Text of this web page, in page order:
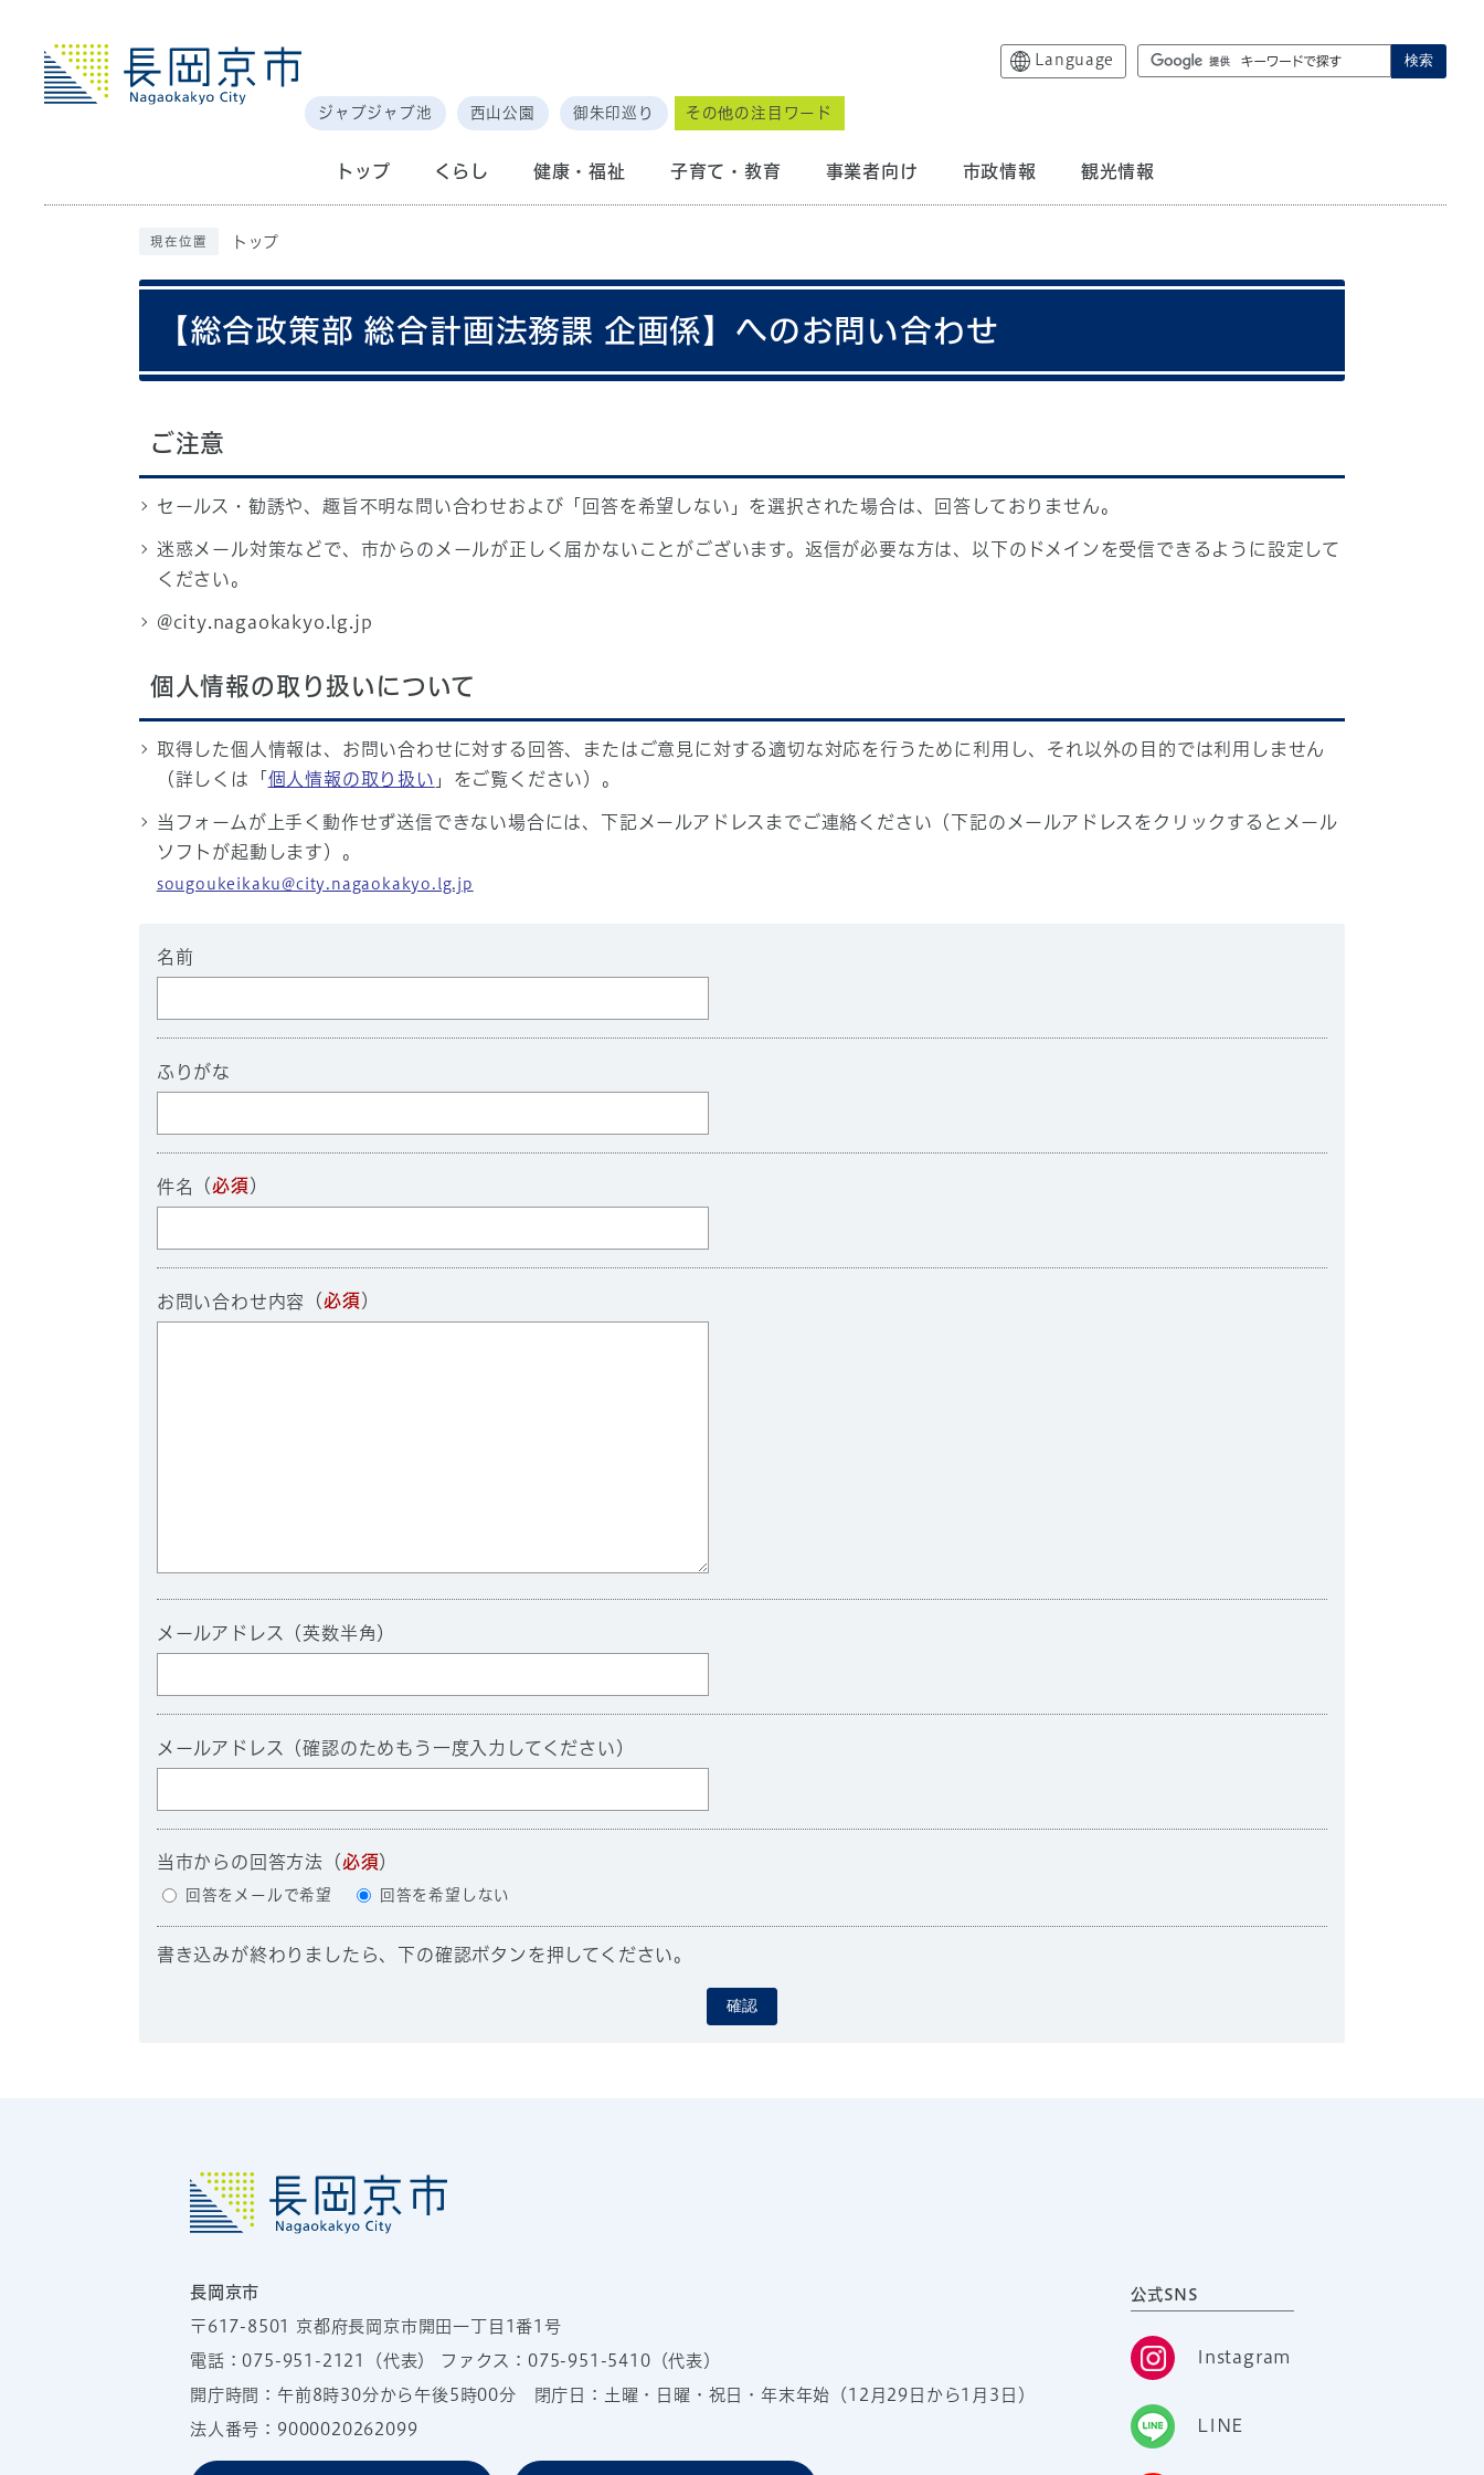
Language 検索
ジャブジャブ池 西山公園 御朱印巡り その他の注目ワード
トップ くらし 健康・福祉 子育て・教育 事業者向け 市政情報 観光情報
現在位置 トップ
【総合政策部 総合計画法務課 企画係】へのお問い合わせ
ご注意
セールス・勧誘や、趣旨不明な問い合わせおよび「回答を希望しない」を選択された場合は、回答しておりません。
迷惑メール対策などで、市からのメールが正しく届かないことがございます。返信が必要な方は、以下のドメインを受信できるように設定して
ください。
@city.nagaokakyo.lg.jp
個人情報の取り扱いについて
取得した個人情報は、お問い合わせに対する回答、またはご意見に対する適切な対応を行うために利用し、それ以外の目的では利用しません
（詳しくは「 個人情報の取り扱い 」をご覧ください）。
当フォームが上手く動作せず送信できない場合には、下記メールアドレスまでご連絡ください（下記のメールアドレスをクリックするとメール
ソフトが起動します）。
sougoukeikaku@city.nagaokakyo.lg.jp
名前
ふりがな
件名 （必須 ）
お問い合わせ内容 （必須 ）
メールアドレス（英数半角）
メールアドレス（確認のためもう一度入力してください）
当市からの回答方法 （必須）
回答をメールで希望 回答を希望しない
書き込みが終わりましたら、下の確認ボタンを押してください。
確認
長岡京市
〒617-8501 京都府長岡京市開田一丁目1番1号
電話：075-951-2121 （代表） ファクス：075-951-5410（代表）
開庁時間：午前8時30分から午後5時00分 閉庁日：土曜・日曜・祝日・年末年始（12月29日から1月3日）
法人番号：9000020262099
公式SNS
Instagram
LINE